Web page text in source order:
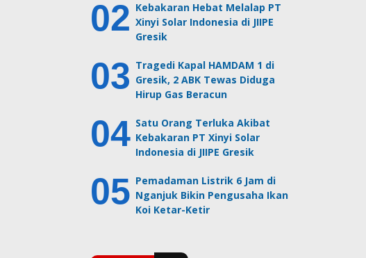
Kebakaran Hebat Melalap PT
Xinyi Solar Indonesia di JIIPE
Gresik
Tragedi Kapal HAMDAM 1 di
Gresik, 2 ABK Tewas Diduga
Hirup Gas Beracun
Satu Orang Terluka Akibat
Kebakaran PT Xinyi Solar
Indonesia di JIIPE Gresik
Pemadaman Listrik 6 Jam di
Nganjuk Bikin Pengusaha Ikan
Koi Ketar-Ketir